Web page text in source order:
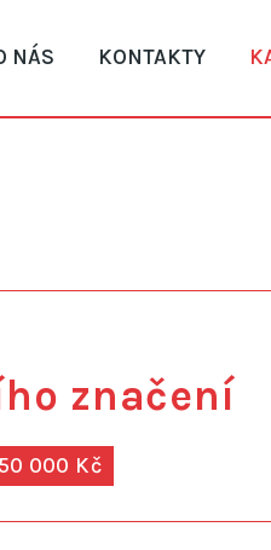
NÁS KONTAKTY
značení
000 Kč